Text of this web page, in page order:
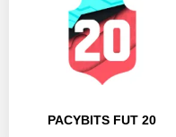
PACYBITS FUT 20